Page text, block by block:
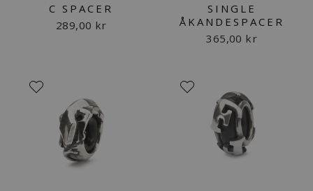
C SPACER
289,00 kr
SINGLE
ÅKANDESPACER
365,00 kr